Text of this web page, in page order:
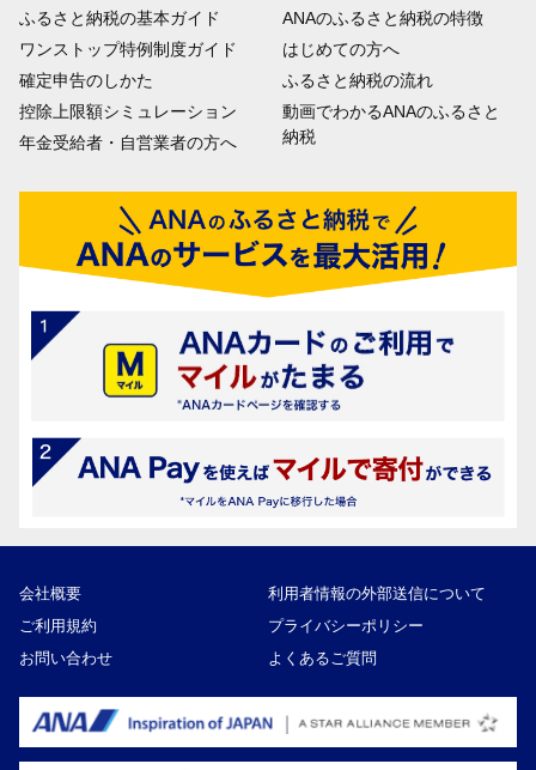
ふるさと納税の基本ガイド
ワンストップ特例制度ガイド
確定申告のしかた
控除上限額シミュレーション
年金受給者・自営業者の方へ
ANAのふるさと納税の特徴
はじめての方へ
ふるさと納税の流れ
動画でわかるANAのふるさと
納税
会社概要
利用者情報の外部送信について
ご利用規約
プライバシーポリシー
お問い合わせ
よくあるご質問